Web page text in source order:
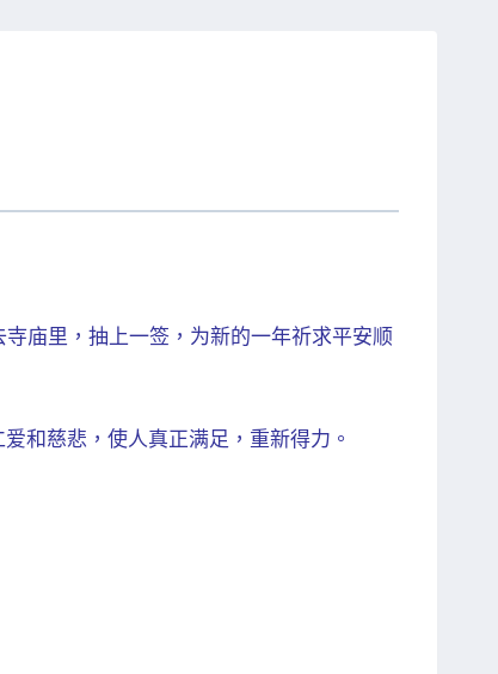
庙里，抽上一签，为新的一年祈求平安顺
和慈悲，使人真正满足，重新得力。